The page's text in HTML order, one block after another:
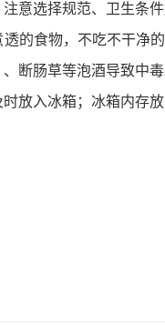
注意选择规范、卫生条件
透的食物，不吃不干净
断肠草等泡酒导致中毒
时放入冰箱；冰箱内存